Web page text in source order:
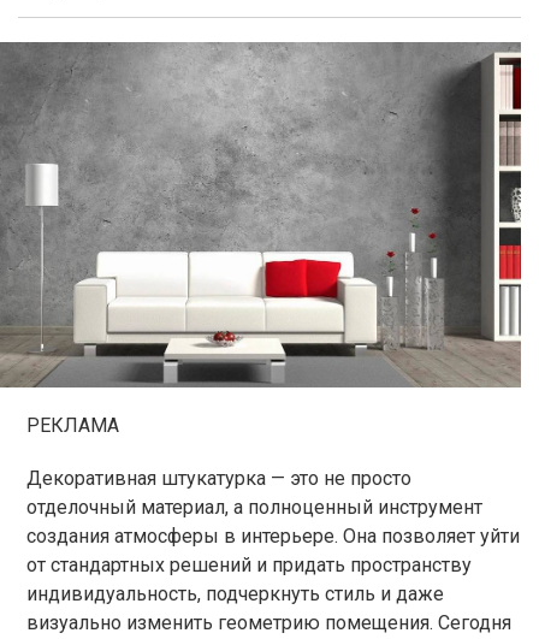
РЕКЛАМА
Декоративная штукатурка — это не просто
отделочный материал, а полноценный инструмент
создания атмосферы в интерьере. Она позволяет уйти
от стандартных решений и придать пространству
индивидуальность, подчеркнуть стиль и даже
визуально изменить геометрию помещения. Сегодня